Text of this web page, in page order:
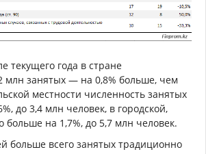
текущего года в стране
млн занятых — на 0,8% больше, чем
местности численность занятых
до 3,4 млн человек, в городской,
больше на 1,7%, до 5,7 млн человек.
больше всего занятых традиционно